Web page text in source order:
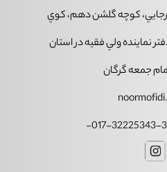
رجايي، کوچه گلشن دهم، کوي
نماينده ولي فقيه در استان
جمعه گرگان